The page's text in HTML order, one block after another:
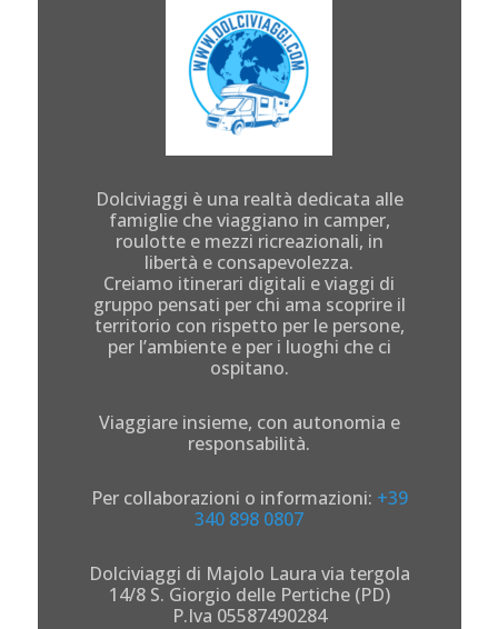
Dolciviaggi è una realtà dedicata alle
famiglie che viaggiano in camper,
roulotte e mezzi ricreazionali, in
libertà e consapevolezza.
Creiamo itinerari digitali e viaggi di
gruppo pensati per chi ama scoprire il
territorio con rispetto per le persone,
per l’ambiente e per i luoghi che ci
ospitano.
Viaggiare insieme, con autonomia e
responsabilità.
Per collaborazioni o informazioni: +39
340 898 0807
Dolciviaggi di Majolo Laura via tergola
14/8 S. Giorgio delle Pertiche (PD)
P.Iva 05587490284